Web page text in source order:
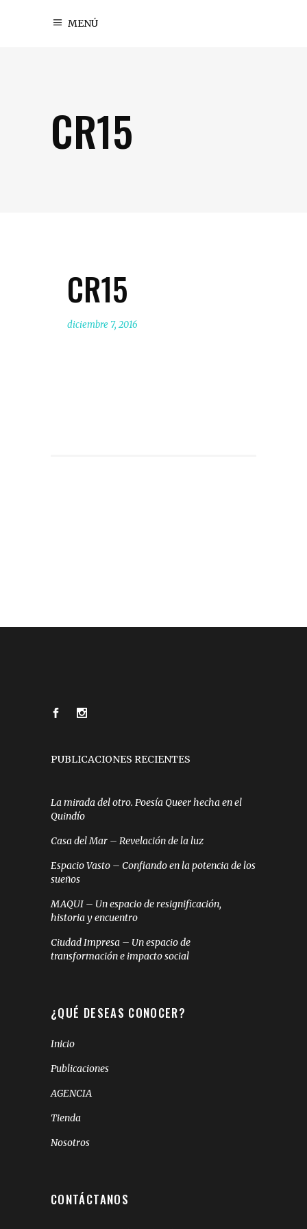
MENÚ
CR15
CR15
diciembre 7, 2016
PUBLICACIONES RECIENTES
La mirada del otro. Poesía Queer hecha en el
Quindío
Casa del Mar – Revelación de la luz
Espacio Vasto – Confiando en la potencia de los
sueños
MAQUI – Un espacio de resignificación,
historia y encuentro
Ciudad Impresa – Un espacio de
transformación e impacto social
¿QUÉ DESEAS CONOCER?
Inicio
Publicaciones
AGENCIA
Tienda
Nosotros
CONTÁCTANOS